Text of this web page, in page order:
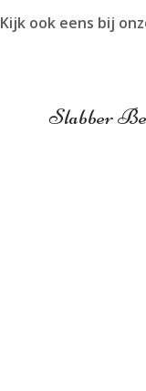
Kijk ook eens bij
Slabber